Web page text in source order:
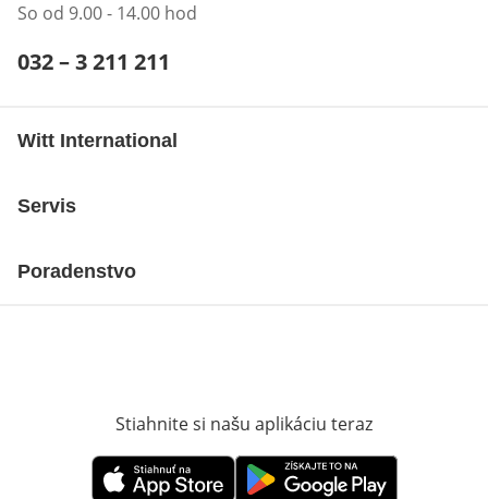
So od 9.00 - 14.00 hod
Telefónne číslo:
032 – 3 211 211
Witt International
Servis
Poradenstvo
Stiahnite si našu aplikáciu teraz